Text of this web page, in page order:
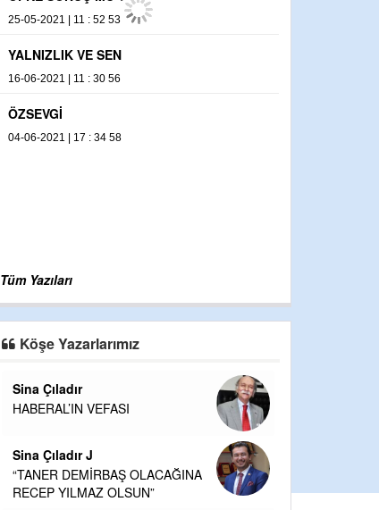
25-05-2021 | 11 : 52 53
YALNIZLIK VE SEN
16-06-2021 | 11 : 30 56
ÖZSEVGİ
04-06-2021 | 17 : 34 58
Tüm Yazıları
Köşe Yazarlarımız
Sina Çıladır
HABERAL’IN VEFASI
Sina Çıladır J
“TANER DEMİRBAŞ OLACAĞINA
RECEP YILMAZ OLSUN”